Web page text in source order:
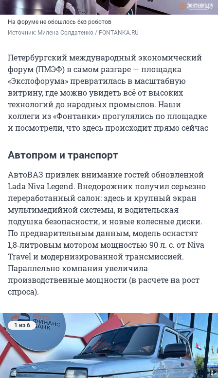
На форуме не обошлось без роботов
Источник: Милена Солдатенко / FONTANKA.RU
Петербургский международный экономический
форум (ПМЭФ) в самом разгаре — площадка
«Экспофорума» превратилась в масштабную
витрину, где можно увидеть всё от высоких
технологий до народных промыслов. Наши
коллеги из «Фонтанки» прогулялись по площадке
и посмотрели, что здесь происходит прямо сейчас
Автопром и транспорт
АвтоВАЗ привлек внимание гостей обновленной
Lada Niva Legend. Внедорожник получил серьезно
переработанный салон: здесь и крупный экран
мультимедийной системы, и водительская
подушка безопасности, и новые колесные диски.
По предварительным данным, модель оснастят
1,8‑литровым мотором мощностью 90 л. с. от Niva
Travel и модернизированной трансмиссией.
Параллельно компания увеличила
производственные мощности (в расчете на рост
спроса).
1 из 6